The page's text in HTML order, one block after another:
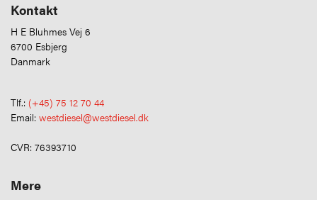
Kontakt
H E Bluhmes Vej 6
6700 Esbjerg
Danmark
Tlf.: (+45) 75 12 70 44
Email: westdiesel@westdiesel.dk
CVR: 76393710
Mere